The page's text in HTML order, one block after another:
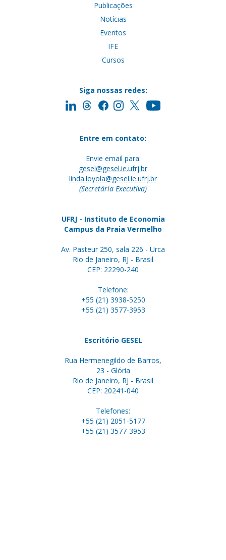
Publicações
Notícias
Eventos
IFE
Cursos
Siga nossas redes:
Entre em contato:
Envie email para:
gesel@gesel.ie.ufrj.br
linda.loyola@gesel.ie.ufrj.br
(Secretária Executiva)
UFRJ - Instituto de Economia
Campus da Praia Vermelho
Av. Pasteur 250, sala 226 - Urca
Rio de Janeiro, RJ - Brasil
CEP: 22290-240
Telefone:
+55 (21) 3938-5250
+55 (21) 3577-3953
Escritório GESEL
Rua Hermenegildo de Barros,
23 - Glória
Rio de Janeiro, RJ - Brasil
CEP: 20241-040
Telefones:
+55 (21) 2051-5177
+55 (21) 3577-3953